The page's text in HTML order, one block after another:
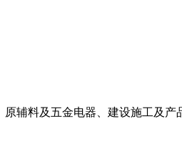
辅料及五金电器、建设施工及